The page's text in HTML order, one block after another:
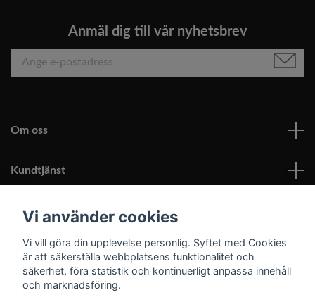
Anmäl dig till vår nyhetsbrev
Om oss
Kundtjänst
Läs mer
Sociala medier
Vi använder cookies
Vi vill göra din upplevelse personlig. Syftet med Cookies
är att säkerställa webbplatsens funktionalitet och
säkerhet, föra statistik och kontinuerligt anpassa innehåll
och marknadsföring.